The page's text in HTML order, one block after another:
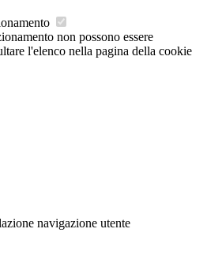
non possono essere
l'elenco nella pagina della cookie
navigazione utente